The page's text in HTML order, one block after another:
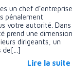
un chef
pénalement
votre autorité. Dans
prend une dimension
dirigeants, un
de[...]
Lire la suite